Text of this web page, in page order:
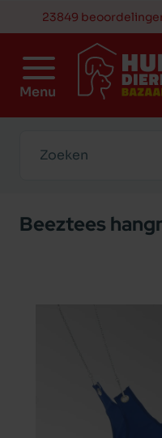
23849
Menu
Beeztees